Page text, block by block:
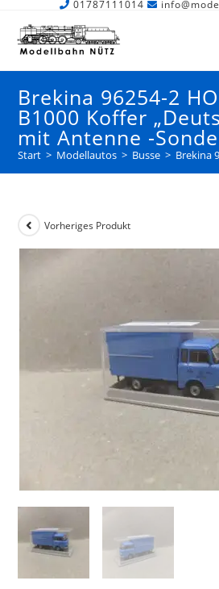
01787111014
Brekina 96254-2
B1000 Koffer
mit Antenne -
Start > Modellautos > Busse > Brekina
Vorheriges Produkt